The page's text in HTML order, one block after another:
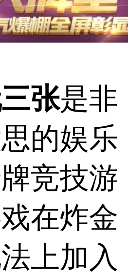
张是非
的娱乐
竞技游
在炸金
上加入